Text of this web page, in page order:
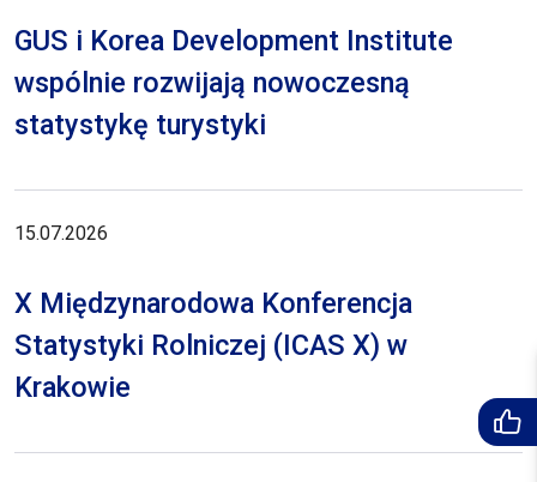
GUS i Korea Development Institute
wspólnie rozwijają nowoczesną
statystykę turystyki
15.07.2026
X Międzynarodowa Konferencja
Statystyki Rolniczej (ICAS X) w
Krakowie